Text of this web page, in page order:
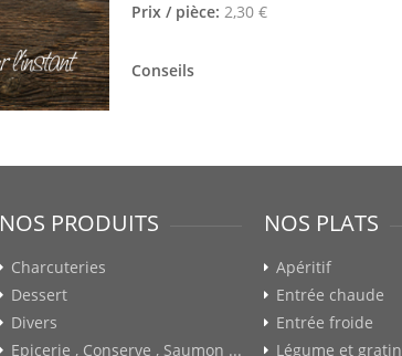
Prix / pièce: 2,30 €
Conseils
NOS PRODUITS
Charcuteries
Dessert
Divers
Epicerie , Conserve , Saumon ...
NOS PLATS
Apéritif
Entrée chaude
Entrée froide
Légume et gratin